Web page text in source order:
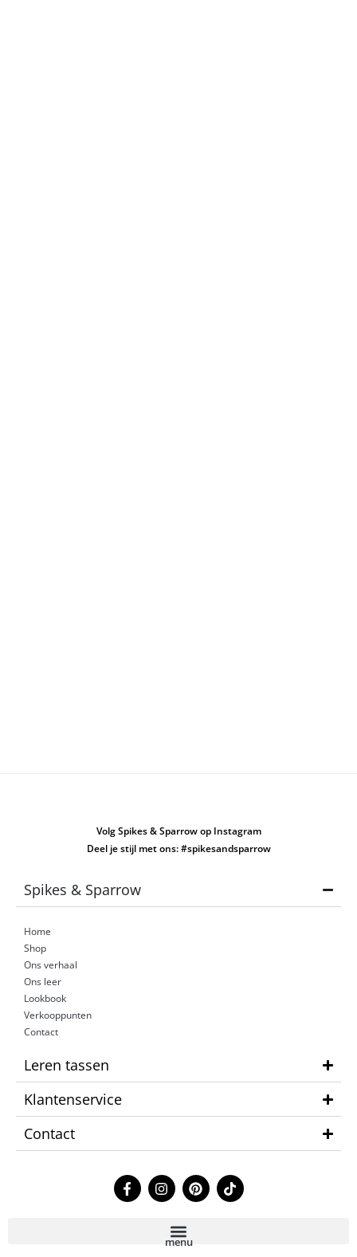
Volg Spikes & Sparrow op Instagram
Deel je stijl met ons: #spikesandsparrow
Spikes & Sparrow
Home
Shop
Ons verhaal
Ons leer
Lookbook
Verkooppunten
Contact
Leren tassen
Klantenservice
Contact
F
a
c
I
n
s
g
P
i
n
T
i
k
menu